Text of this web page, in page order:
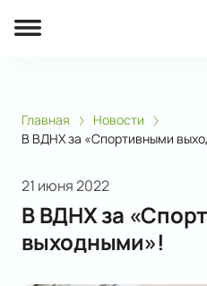
Главная
Новости
В ВДНХ за «Спортивными
21 июня 2022
В ВДНХ за
выходными»!